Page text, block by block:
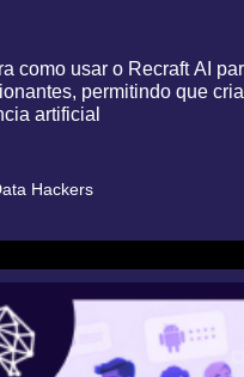
como usar o Recraft AI
permitindo que
artificial
Hackers